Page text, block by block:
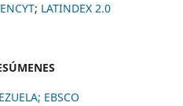
; LATINDEX 2.0
EBSCO